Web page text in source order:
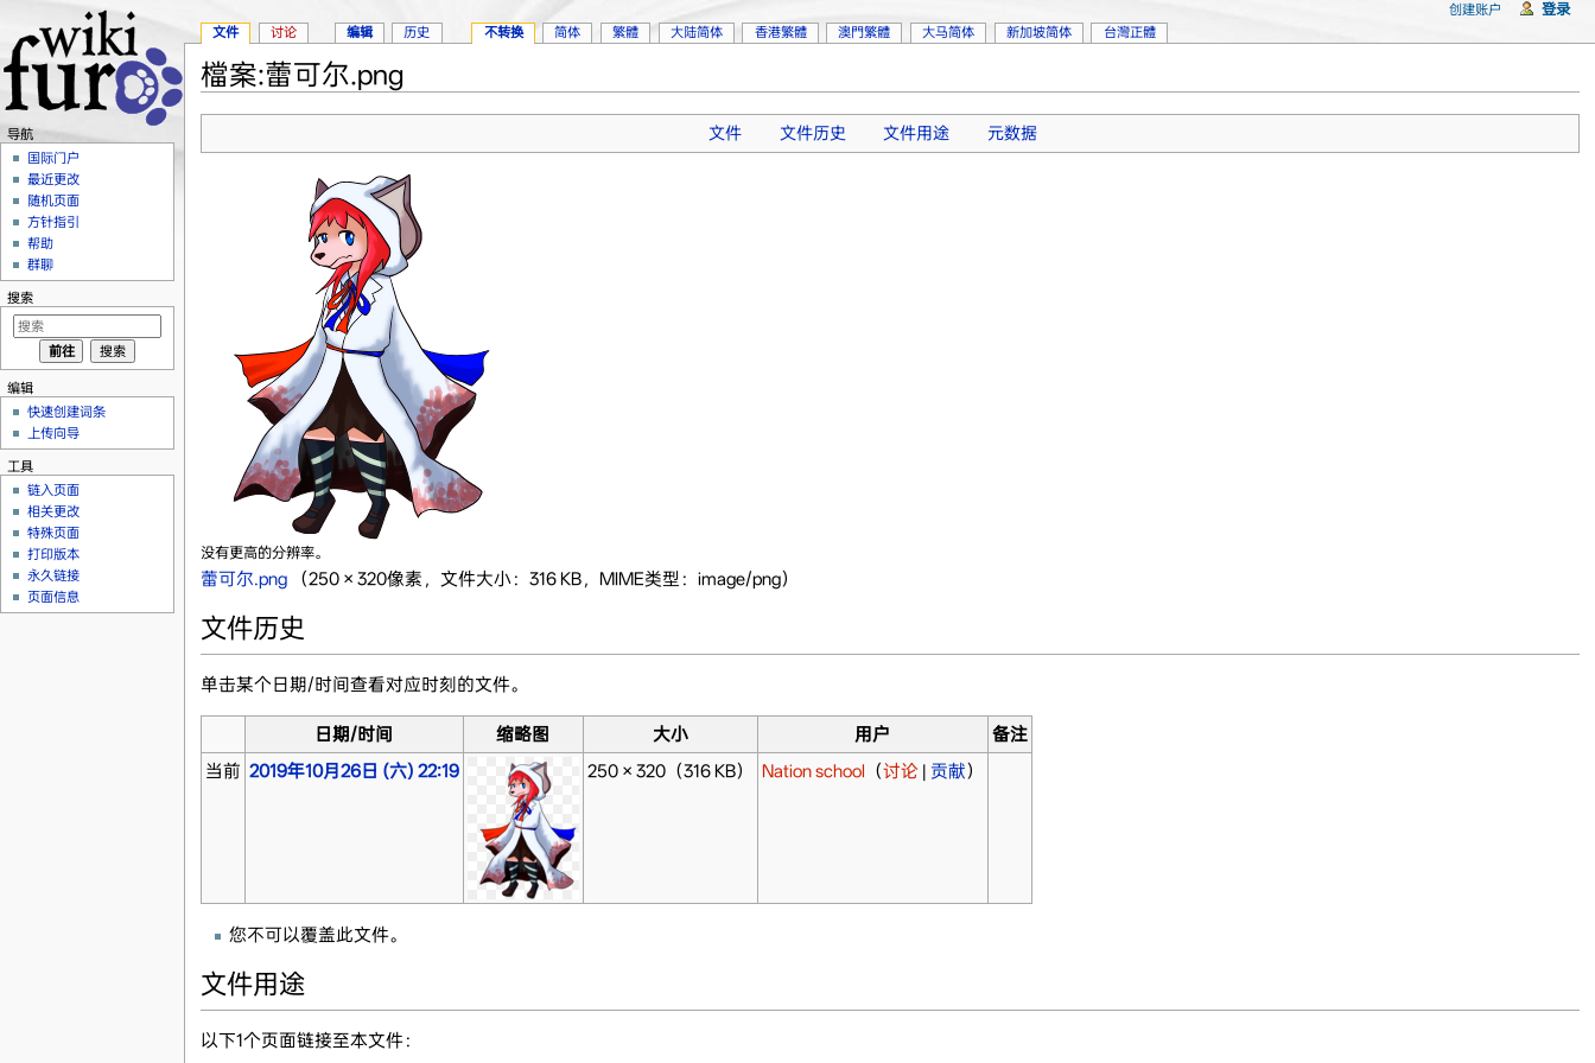
檔案:蕾可尔.png
文件 文件历史 文件用途 元数据
没有更高的分辨率。
蕾可尔.png‎ （250 × 320像素，文件大小：316 KB，MIME类型：image/png）
文件历史
单击某个日期/时间查看对应时刻的文件。
日期/时间 缩略图 大小 用户
备注
当前 2019年10月26日 (六) 22:19 250 × 320（316 KB） Nation school （讨论| 贡献）
您不可以覆盖此文件。
文件用途
以下1个页面链接至本文件：
文件 讨论 编辑 历史 不转换 简体 繁體 大陆简体 香港繁體 澳門繁體 大马简体 新加坡简体 台灣正體
创建账户 登录
导航
国际门户
最近更改
随机页面
方针指引
帮助
群聊
搜索
编辑
快速创建词条
上传向导
工具
链入页面
相关更改
特殊页面
打印版本
永久链接
页面信息